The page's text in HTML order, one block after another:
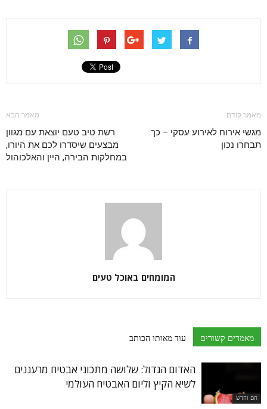
מאמר קודם
מגשי אירוח לאירוע עסקי – כך
תבחרו נכון
מאמר הבא
רשת טיב טעם יוצאת עם מגוון
מבצעים שיסדרו לכם את היורו,
במחלקות הבירה, היין והאלכוהול
המומחים באוכל טעים
מאמרים קשורים עוד מאותו הכותב
חם וחדש
האדום הגדול: שלושה מתכוני אבטיח מרעננים
לשיא הקיץ וליום האבטיח העולמי